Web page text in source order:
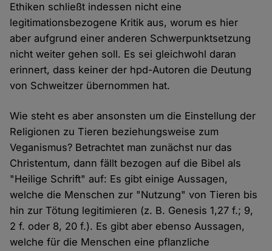
Ethiken schließt indessen nicht eine
legitimationsbezogene Kritik aus, worum es hier
aber aufgrund einer anderen Schwerpunktsetzung
nicht weiter gehen soll. Es sei gleichwohl daran
erinnert, dass keiner der hpd-Autoren die Deutung
von Schweitzer übernommen hat.
Wie steht es aber ansonsten um die Einstellung der
Religionen zu Tieren beziehungsweise zum
Veganismus? Betrachtet man zunächst nur das
Christentum, dann fällt bezogen auf die Bibel als
"Heilige Schrift" auf: Es gibt einige Aussagen,
welche die Menschen zur "Nutzung" von Tieren bis
hin zur Tötung legitimieren (z. B. Genesis 1,27 f.; 9,
2 f. oder 8, 20 f.). Es gibt aber ebenso Aussagen,
welche für die Menschen eine pflanzliche